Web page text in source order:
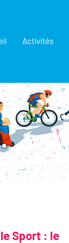
Activités
Sport : le